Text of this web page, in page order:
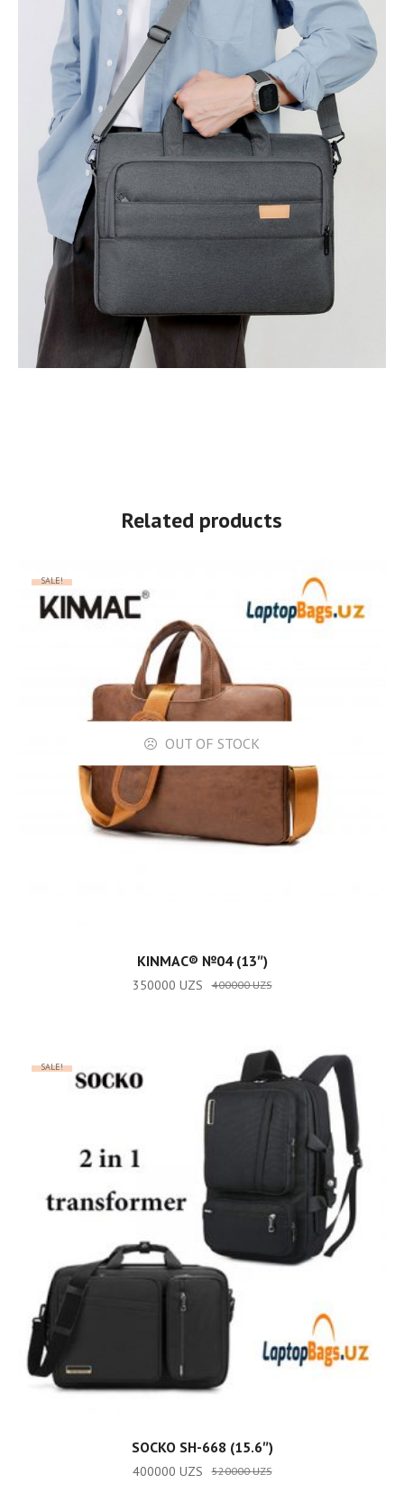
Related products
OUT OF STOCK
SALE!
READ MORE
KINMAC® №04 (13″)
400000UZS
350000 UZS
SALE!
ADD TO CART
SOCKO SH-668 (15.6″)
520000UZS
400000 UZS